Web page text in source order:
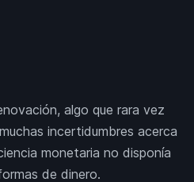
algo que rara vez
incertidumbres acerca
monetaria no disponía
de dinero.